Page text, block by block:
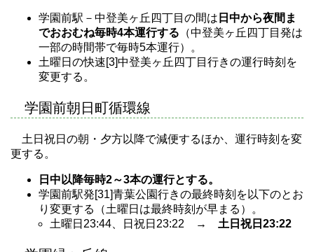
学園前駅－中登美ヶ丘四丁目の間は 日中から夜間ま
でおおむね毎時4本運行する （中登美ヶ丘四丁目発は
一部の時間帯で毎時5本運行）。
土曜日の快速[3]中登美ヶ丘四丁目行きの運行時刻を
変更する。
学園前朝日町循環線
土日祝日の朝・夕方以降で減便するほか、運行時刻を変
更する。
日中以降毎時2～3本の運行とする。
学園前駅発[31]青葉公園行きの最終時刻を以下のとお
り変更する（土曜日は最終時刻が早まる）。
土曜日23:44、日祝日23:22 → 土日祝日23:22